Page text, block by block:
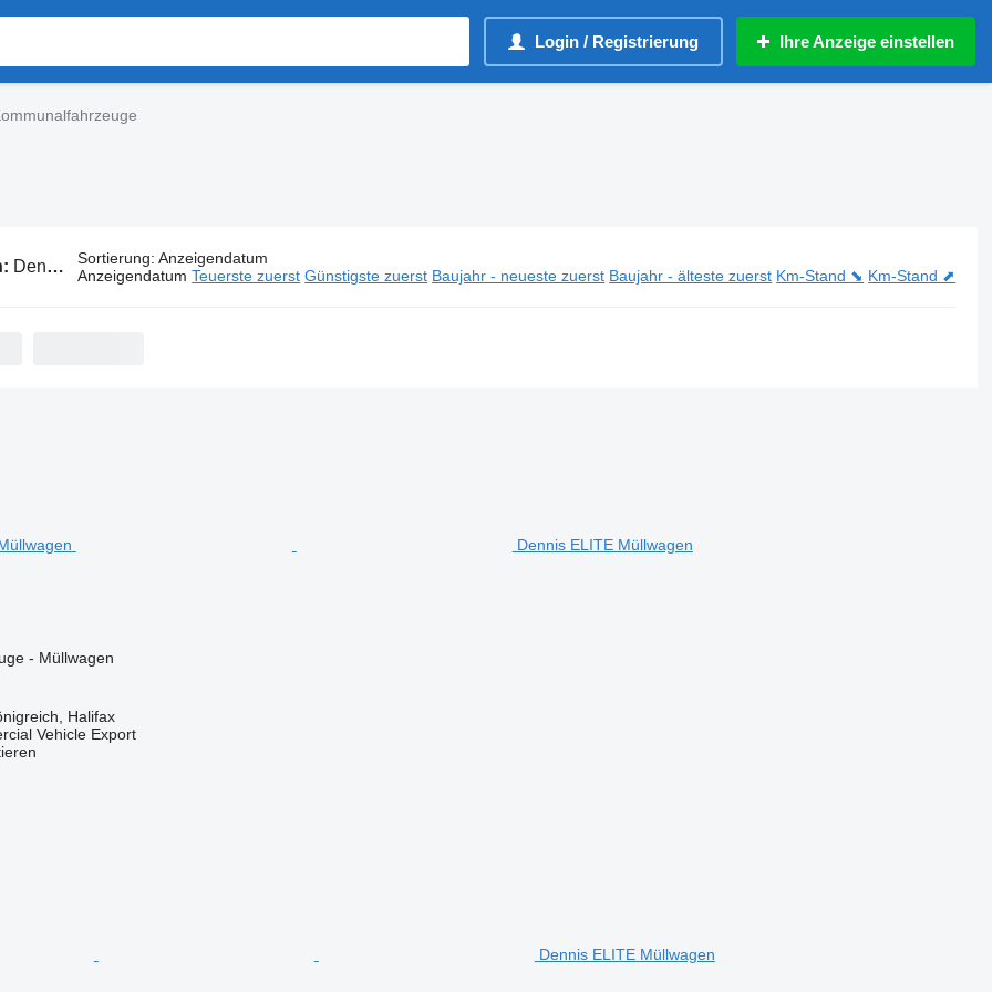
Login / Registrierung Ihre Anzeige einstellen
Dennis Kommunalfahrzeuge Sortierung: Anzeigendatum
Anzeigendatum Teuerste zuerst Günstigste zuerst Baujahr - neueste zuerst Baujahr - älteste zuerst Km-Stand ⬊ Km-Stand ⬈
Dennis ELITE Müllwagen
- Müllwagen
Halifax
Vehicle Export
Dennis ELITE Müllwagen